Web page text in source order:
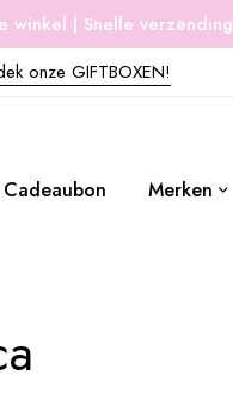
winkel | Snelle verzending
onze GIFTBOXEN!
Cadeaubon Merken